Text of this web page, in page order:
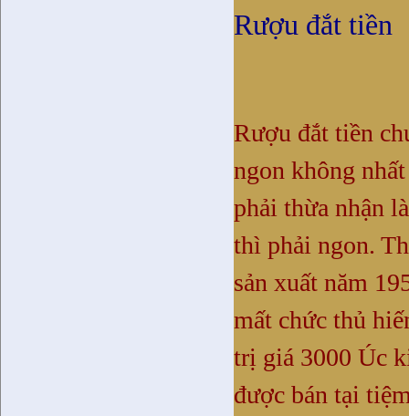
Rượu đắt tiền
Rượu đắt tiền
ngon không
phải thừa nhận
thì phải ngon.
sản xuất năm
mất chức thủ
trị giá 3000 Úc
được bán tại